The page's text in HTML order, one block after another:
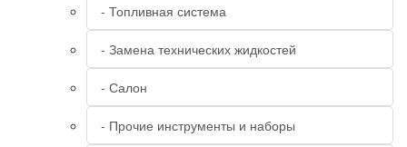
- Топливная система
- Замена технических жидкостей
- Салон
- Прочие инструменты и наборы